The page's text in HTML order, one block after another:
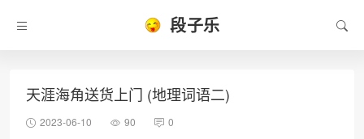
段子乐
天涯海角送货上门 (地理词语二)
2023-06-10 90 0